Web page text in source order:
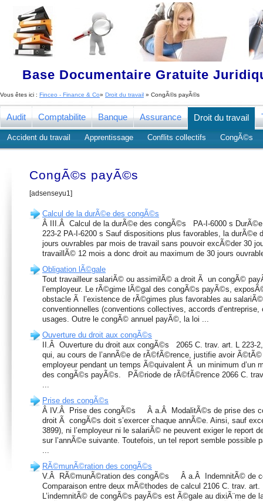
Base Documentaire Gratuite
Vous êtes ici : Finceo - Finance & Co» Droit du travail » CongÃ©s payÃ©s
Audit Comptabilite Banque Assurance Droit du travail
Accident du travail Apprentissage Conflits collectifs CongÃ©s
CongÃ©s payÃ©s
[adsenseyu1]
Calcul de la durÃ©e des congÃ©s
Â III.Â Calcul de la durÃ©e des congÃ©s PA-I-6000 s DurÃ©e
223-2 PA-I-6200 s Sauf dispositions plus favorables, la durÃ©e
jours ouvrables par mois de travail sans pouvoir excÃ©der 30
travaillÃ© 12 mois a donc droit au maximum de 30 jours
Obligation lÃ©gale
Tout travailleur salariÃ© ou assimilÃ© a droit Ã un congÃ©
l’employeur. Le rÃ©gime lÃ©gal des congÃ©s payÃ©s,
obstacle Ã l’existence de rÃ©gimes plus favorables au
conventionnelles (conventions collectives, accords
usages. Outre le congÃ© annuel payÃ©, la loi ...
Ouverture du droit aux congÃ©s
II.Â Ouverture du droit aux congÃ©s 2065 C. trav. art. L 223-
qui, au cours de l’annÃ©e de rÃ©fÃ©rence, justifie avoir
employeur pendant un temps Ã©quivalent Ã un minimum d’un
des congÃ©s payÃ©s. PÃ©riode de rÃ©fÃ©rence 2066 C.
...
Prise des congÃ©s
Â IV.Â Prise des congÃ©s Â a.Â ModalitÃ©s de prise des
droit Ã congÃ©s doit s’exercer chaque annÃ©e. Ainsi, sauf
3899), ni l’employeur ni le salariÃ© ne peuvent exiger le report
sur l’annÃ©e suivante. Toutefois, un tel report semble possible
...
RÃ©munÃ©ration des congÃ©s
V.Â RÃ©munÃ©ration des congÃ©s Â a.Â IndemnitÃ© de
Comparaison entre deux mÃ©thodes de calcul 2106 C. trav. art.
L’indemnitÃ© de congÃ©s payÃ©s est Ã©gale au dixiÃ¨me de